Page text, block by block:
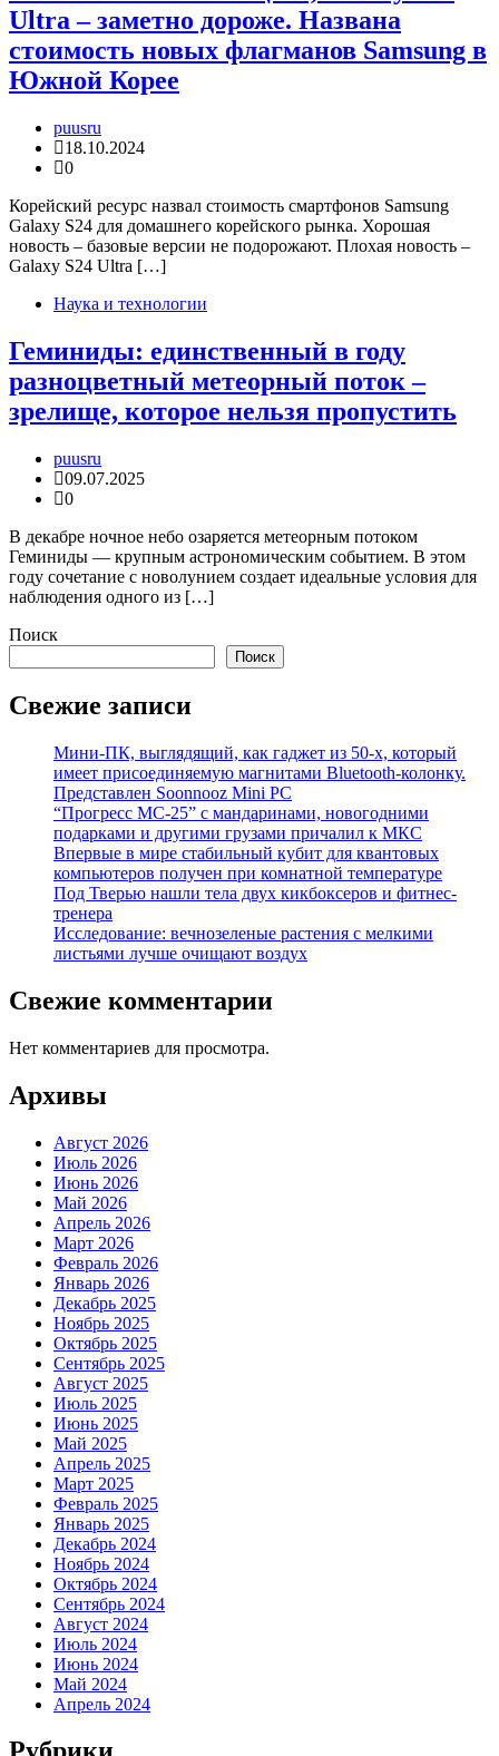
Ultra – заметно дороже. Названа
стоимость новых флагманов Samsung в
Южной Корее
puusru
18.10.2024
0
Корейский ресурс назвал стоимость смартфонов Samsung
Galaxy S24 для домашнего корейского рынка. Хорошая
новость – базовые версии не подорожают. Плохая новость –
Galaxy S24 Ultra […]
Наука и технологии
Геминиды: единственный в году
разноцветный метеорный поток –
зрелище, которое нельзя пропустить
puusru
09.07.2025
0
В декабре ночное небо озаряется метеорным потоком
Геминиды — крупным астрономическим событием. В этом
году сочетание с новолунием создает идеальные условия для
наблюдения одного из […]
Поиск
Поиск
Свежие записи
Мини-ПК, выглядящий, как гаджет из 50-х, который
имеет присоединяемую магнитами Bluetooth-колонку.
Представлен Soonnooz Mini PC
“Прогресс МС-25” с мандаринами, новогодними
подарками и другими грузами причалил к МКС
Впервые в мире стабильный кубит для квантовых
компьютеров получен при комнатной температуре
Под Тверью нашли тела двух кикбоксеров и фитнес-
тренера
Исследование: вечнозеленые растения с мелкими
листьями лучше очищают воздух
Свежие комментарии
Нет комментариев для просмотра.
Архивы
Август 2026
Июль 2026
Июнь 2026
Май 2026
Апрель 2026
Март 2026
Февраль 2026
Январь 2026
Декабрь 2025
Ноябрь 2025
Октябрь 2025
Сентябрь 2025
Август 2025
Июль 2025
Июнь 2025
Май 2025
Апрель 2025
Март 2025
Февраль 2025
Январь 2025
Декабрь 2024
Ноябрь 2024
Октябрь 2024
Сентябрь 2024
Август 2024
Июль 2024
Июнь 2024
Май 2024
Апрель 2024